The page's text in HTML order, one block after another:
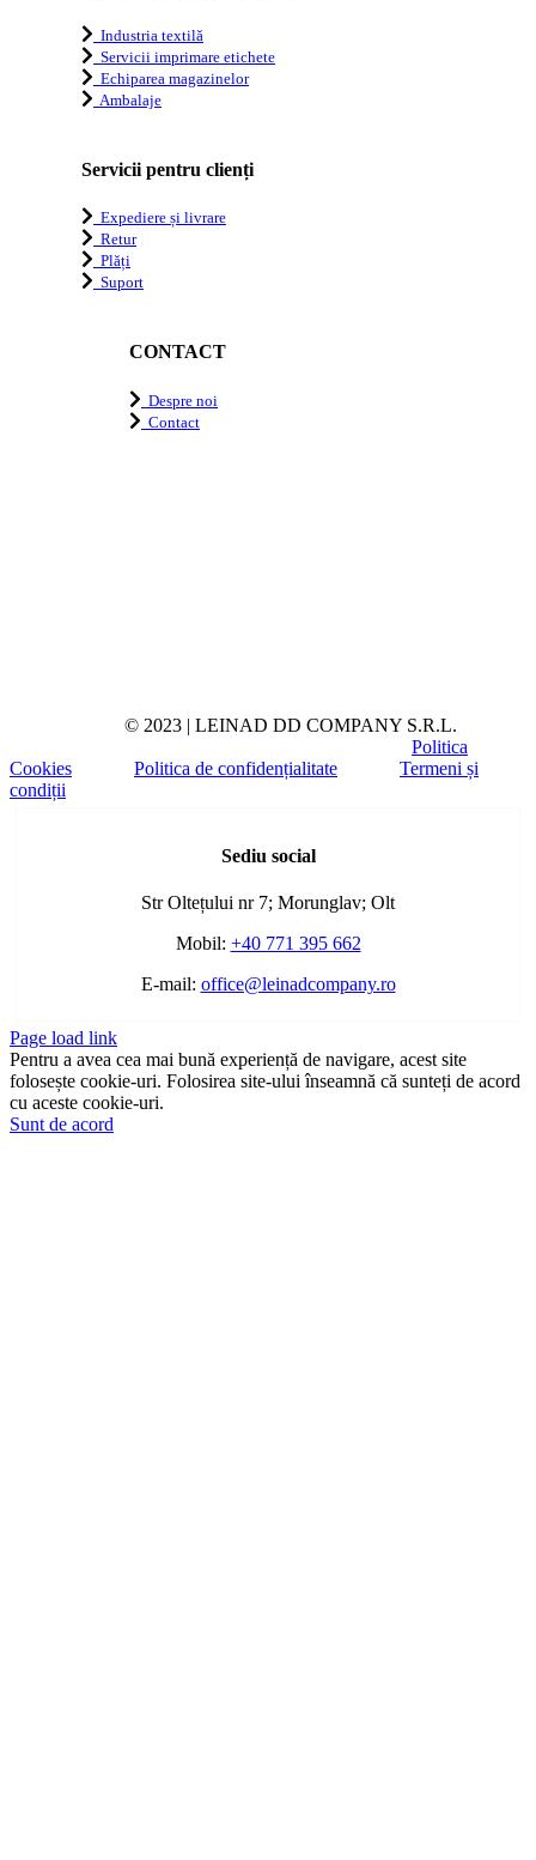
Industria textilă
Servicii imprimare etichete
Echiparea magazinelor
Ambalaje
Servicii pentru clienți
Expediere și livrare
Retur
Plăți
Suport
CONTACT
Despre noi
Contact
© 2023 | LEINAD DD COMPANY S.R.L.
Politica
Cookies
Politica de confidențialitate
Termeni și
condiții
Sediu social
Str Oltețului nr 7; Morunglav; Olt
Mobil: +40 771 395 662
E-mail: office@leinadcompany.ro
Page load link
Pentru a avea cea mai bună experiență de navigare, acest site
folosește cookie-uri. Folosirea site-ului înseamnă că sunteți de acord
cu aceste cookie-uri.
Sunt de acord